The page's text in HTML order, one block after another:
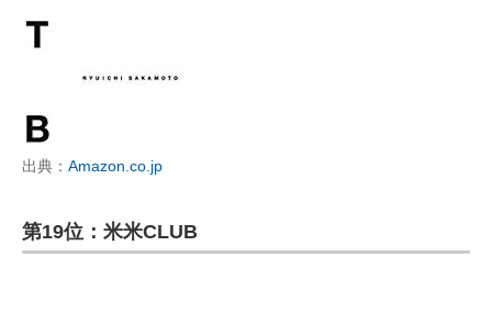
出典： Amazon.co.jp
第19位：米米CLUB